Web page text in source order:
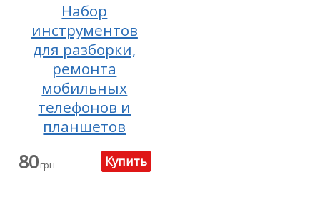
Набор
инструментов
для разборки,
ремонта
мобильных
телефонов и
планшетов
80грн